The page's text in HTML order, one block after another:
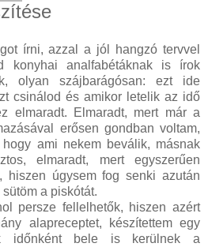
írni, azzal a jól hangzó tervvel
konyhai analfabétáknak is írok
olyan szájbarágósan: ezt ide
csinálod és amikor letelik az idő
elmaradt. Elmaradt, mert már a
erősen gondban voltam,
ami nekem beválik, másnak
elmaradt, mert egyszerűen
hiszen úgysem fog senki azután
a piskótát.
persze fellelhetők, hiszen azért
alapreceptet, készítettem egy
időnként bele is kerülnek a